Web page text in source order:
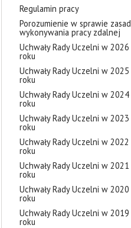
Regulamin pracy
Porozumienie w sprawie zasad
wykonywania pracy zdalnej
Uchwały Rady Uczelni w 2026
roku
Uchwały Rady Uczelni w 2025
roku
Uchwały Rady Uczelni w 2024
roku
Uchwały Rady Uczelni w 2023
roku
Uchwały Rady Uczelni w 2022
roku
Uchwały Rady Uczelni w 2021
roku
Uchwały Rady Uczelni w 2020
roku
Uchwały Rady Uczelni w 2019
roku